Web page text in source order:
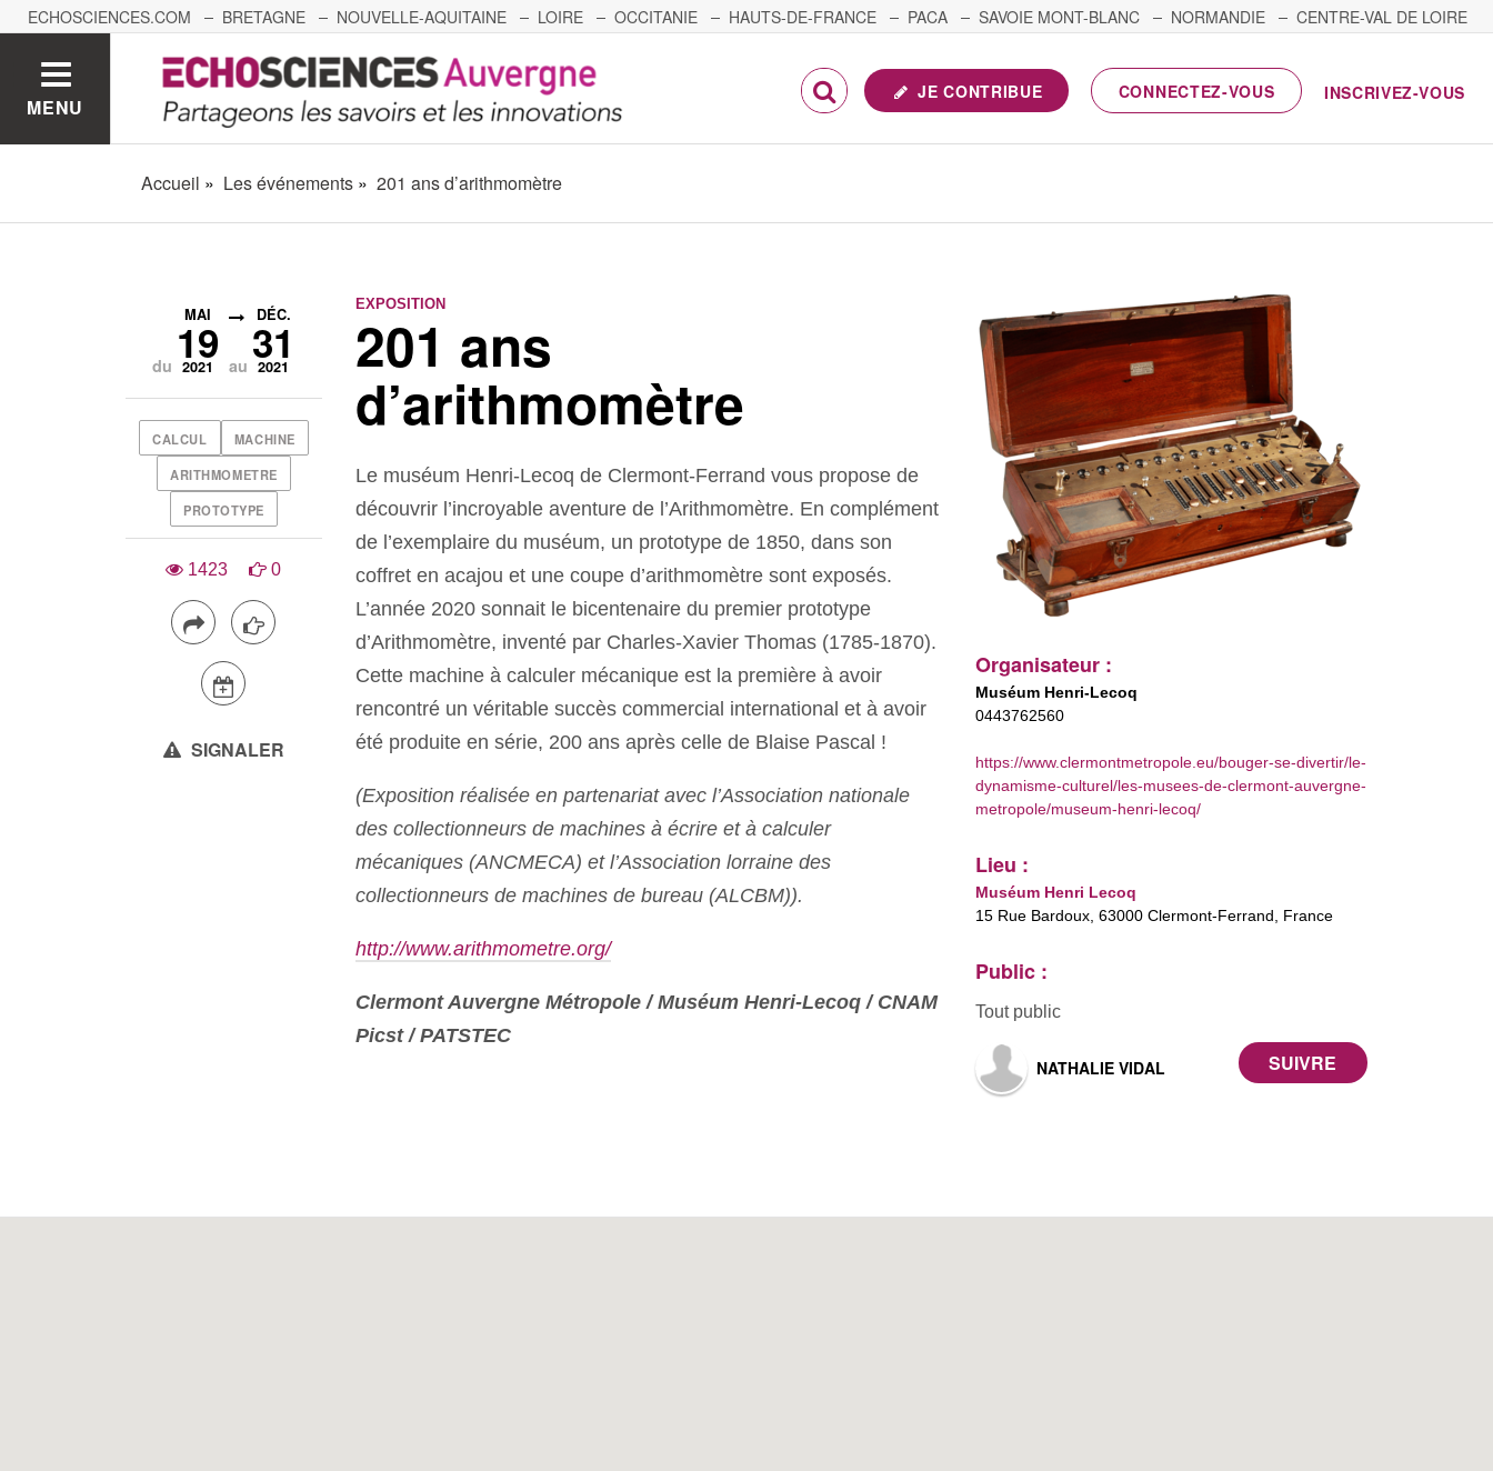
ECHOSCIENCES.COM BRETAGNE NOUVELLE-AQUITAINE LOIRE OCCITANIE HAUTS-DE-FRANCE PACA SAVOIE MONT-BLANC NORMANDIE
CENTRE-VAL DE LOIRE
GRENOBLE GRAND EST BOURGOGNE-FRANCHE-COMTÉ
MENU
JE CONTRIBUE CONNECTEZ-VOUS INSCRIVEZ-VOUS
Accueil Les événements 201 ans d’arithmomètre
EXPOSITION
201 ans
d’arithmomètre
Le muséum Henri-Lecoq de Clermont-Ferrand vous propose de
découvrir l’incroyable aventure de l’Arithmomètre. En complément
de l’exemplaire du muséum, un prototype de 1850, dans son
coffret en acajou et une coupe d’arithmomètre sont exposés.
L’année 2020 sonnait le bicentenaire du premier prototype
d’Arithmomètre, inventé par Charles-Xavier Thomas (1785-1870).
Cette machine à calculer mécanique est la première à avoir
rencontré un véritable succès commercial international et à avoir
été produite en série, 200 ans après celle de Blaise Pascal !
(Exposition réalisée en partenariat avec l’Association nationale
des collectionneurs de machines à écrire et à calculer
mécaniques (ANCMECA) et l’Association lorraine des
collectionneurs de machines de bureau (ALCBM)).
http://www.arithmometre.org/
Clermont Auvergne Métropole / Muséum Henri-Lecoq / CNAM
Picst / PATSTEC
Organisateur :
Muséum Henri-Lecoq
0443762560
https://www.clermontmetropole.eu/bouger-se-divertir/le-
dynamisme-culturel/les-musees-de-clermont-auvergne-
metropole/museum-henri-lecoq/
Lieu :
Muséum Henri Lecoq
15 Rue Bardoux, 63000 Clermont-Ferrand, France
Public :
Tout public
NATHALIE VIDAL
du
MAI
19
2021 au
DÉC.
31
2021
CALCUL MACHINE
ARITHMOMETRE
PROTOTYPE
1423 0
SIGNALER